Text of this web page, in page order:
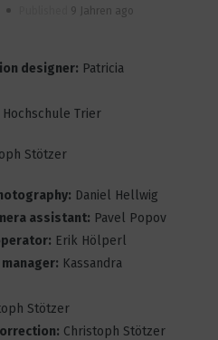
9 Jahren ago
designer: Patricia
Trier
Stötzer
Daniel Hellwig
assistant: Pavel Popov
Erik Hölperl
Kassandra
Stötzer
Christoph Stötzer